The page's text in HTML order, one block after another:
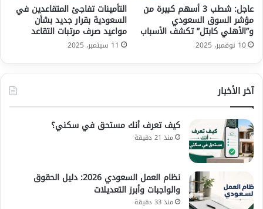
عاجل: شطب 3 أسهم كبيرة من
مؤشر السوق السعودي
و”الأهلي كابتل” تكشف الأسباب
10 نوفمبر، 2025
التأمينات تفاجئ المتقاعدين في
السعودية بقرار جديد بشأن
مواعيد صرف مرتبات التقاعد
11 سبتمبر، 2025
آخر الأخبار
كيف تعرف أنك مستحق في سكني؟
منذ 21 دقيقة
نظام العمل السعودي 2026: دليل الحقوق
والواجبات وأبرز التعديلات
منذ 33 دقيقة